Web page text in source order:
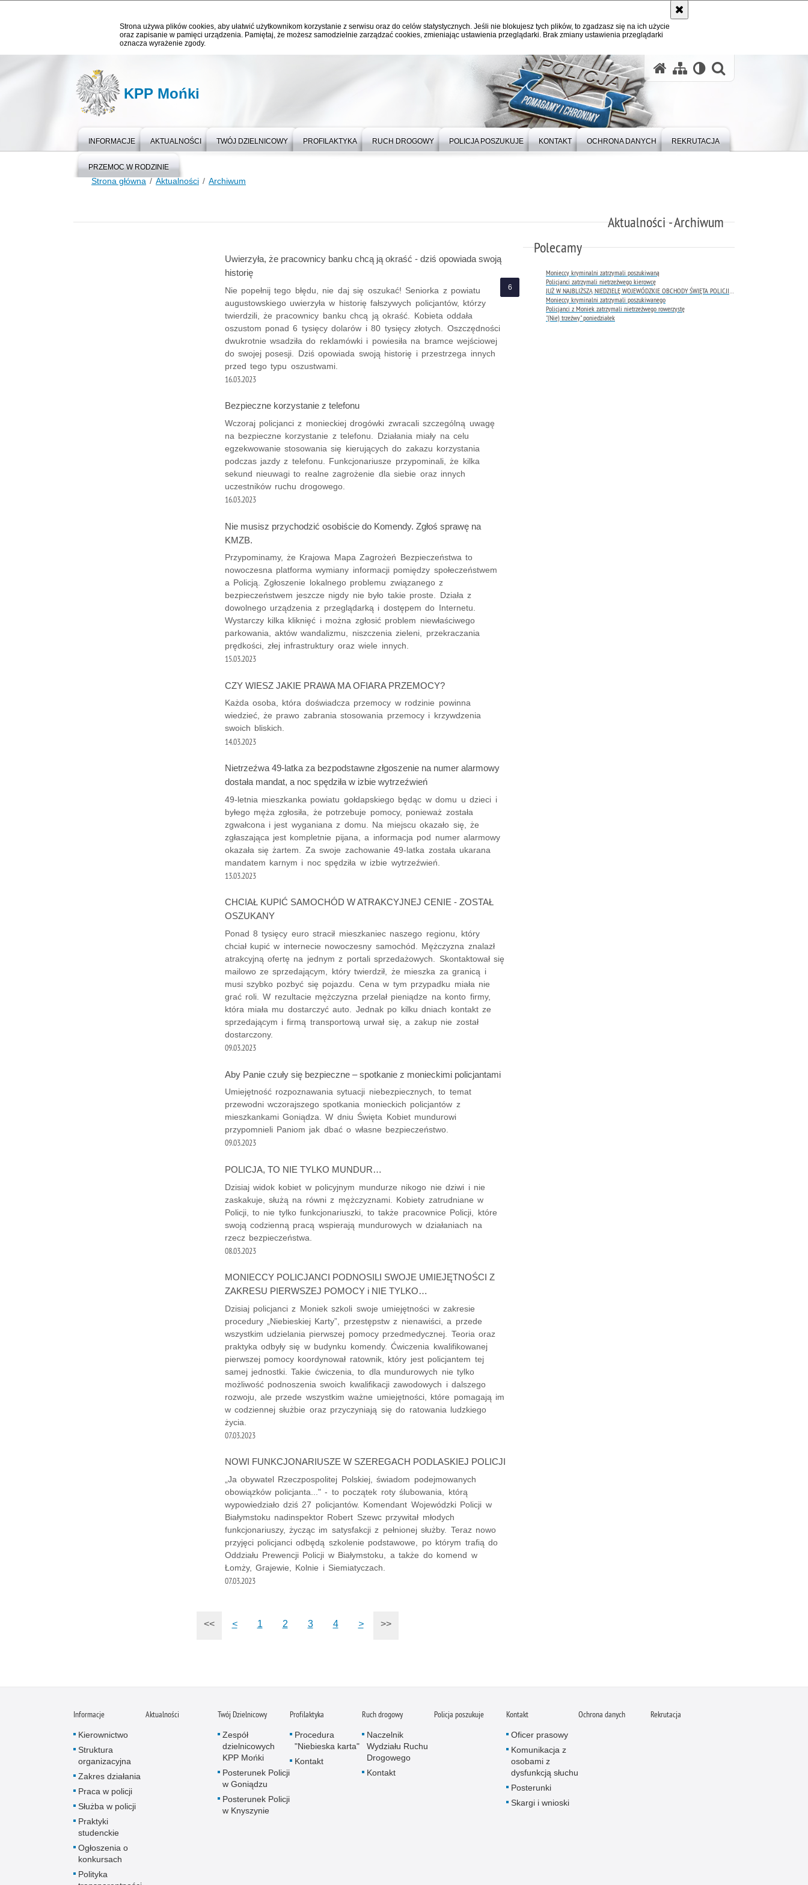
Strona używa plików cookies, aby ułatwić użytkownikom korzystanie z serwisu oraz do celów statystycznych. Jeśli nie blokujesz tych plików, to zgadzasz się na ich użycie
oraz zapisanie w pamięci urządzenia. Pamiętaj, że możesz samodzielnie zarządzać cookies, zmieniając ustawienia przeglądarki. Brak zmiany ustawienia przeglądarki
oznacza wyrażenie zgody.
KPP Mońki
INFORMACJE AKTUALNOŚCI TWÓJ DZIELNICOWY PROFILAKTYKA RUCH DROGOWY POLICJA POSZUKUJE KONTAKT OCHRONA DANYCH REKRUTACJA
PRZEMOC W RODZINIE
Strona główna Aktualności Archiwum
Aktualności - Archiwum
Uwierzyła, że pracownicy banku chcą ją okraść - dziś opowiada swoją
historię
Nie popełnij tego błędu, nie daj się oszukać! Seniorka z powiatu
augustowskiego uwierzyła w historię fałszywych policjantów, którzy
twierdzili, że pracownicy banku chcą ją okraść. Kobieta oddała
oszustom ponad 6 tysięcy dolarów i 80 tysięcy złotych. Oszczędności
dwukrotnie wsadziła do reklamówki i powiesiła na bramce wejściowej
do swojej posesji. Dziś opowiada swoją historię i przestrzega innych
przed tego typu oszustwami.
16.03.2023
Bezpieczne korzystanie z telefonu
Wczoraj policjanci z monieckiej drogówki zwracali szczególną uwagę
na bezpieczne korzystanie z telefonu. Działania miały na celu
egzekwowanie stosowania się kierujących do zakazu korzystania
podczas jazdy z telefonu. Funkcjonariusze przypominali, że kilka
sekund nieuwagi to realne zagrożenie dla siebie oraz innych
uczestników ruchu drogowego.
16.03.2023
Nie musisz przychodzić osobiście do Komendy. Zgłoś sprawę na
KMZB.
Przypominamy, że Krajowa Mapa Zagrożeń Bezpieczeństwa to
nowoczesna platforma wymiany informacji pomiędzy społeczeństwem
a Policją. Zgłoszenie lokalnego problemu związanego z
bezpieczeństwem jeszcze nigdy nie było takie proste. Działa z
dowolnego urządzenia z przeglądarką i dostępem do Internetu.
Wystarczy kilka kliknięć i można zgłosić problem niewłaściwego
parkowania, aktów wandalizmu, niszczenia zieleni, przekraczania
prędkości, złej infrastruktury oraz wiele innych.
15.03.2023
CZY WIESZ JAKIE PRAWA MA OFIARA PRZEMOCY?
Każda osoba, która doświadcza przemocy w rodzinie powinna
wiedzieć, że prawo zabrania stosowania przemocy i krzywdzenia
swoich bliskich.
14.03.2023
Nietrzeźwa 49-latka za bezpodstawne złgoszenie na numer alarmowy
dostała mandat, a noc spędziła w izbie wytrzeźwień
49-letnia mieszkanka powiatu gołdapskiego będąc w domu u dzieci i
byłego męża zgłosiła, że potrzebuje pomocy, ponieważ została
zgwałcona i jest wyganiana z domu. Na miejscu okazało się, że
zgłaszająca jest kompletnie pijana, a informacja pod numer alarmowy
okazała się żartem. Za swoje zachowanie 49-latka została ukarana
mandatem karnym i noc spędziła w izbie wytrzeźwień.
13.03.2023
CHCIAŁ KUPIĆ SAMOCHÓD W ATRAKCYJNEJ CENIE - ZOSTAŁ
OSZUKANY
Ponad 8 tysięcy euro stracił mieszkaniec naszego regionu, który
chciał kupić w internecie nowoczesny samochód. Mężczyzna znalazł
atrakcyjną ofertę na jednym z portali sprzedażowych. Skontaktował się
mailowo ze sprzedającym, który twierdził, że mieszka za granicą i
musi szybko pozbyć się pojazdu. Cena w tym przypadku miała nie
grać roli. W rezultacie mężczyzna przelał pieniądze na konto firmy,
która miała mu dostarczyć auto. Jednak po kilku dniach kontakt ze
sprzedającym i firmą transportową urwał się, a zakup nie został
dostarczony.
09.03.2023
Aby Panie czuły się bezpieczne – spotkanie z monieckimi policjantami
Umiejętność rozpoznawania sytuacji niebezpiecznych, to temat
przewodni wczorajszego spotkania monieckich policjantów z
mieszkankami Goniądza. W dniu Święta Kobiet mundurowi
przypomnieli Paniom jak dbać o własne bezpieczeństwo.
09.03.2023
POLICJA, TO NIE TYLKO MUNDUR…
Dzisiaj widok kobiet w policyjnym mundurze nikogo nie dziwi i nie
zaskakuje, służą na równi z mężczyznami. Kobiety zatrudniane w
Policji, to nie tylko funkcjonariuszki, to także pracownice Policji, które
swoją codzienną pracą wspierają mundurowych w działaniach na
rzecz bezpieczeństwa.
08.03.2023
MONIECCY POLICJANCI PODNOSILI SWOJE UMIEJĘTNOŚCI Z
ZAKRESU PIERWSZEJ POMOCY i NIE TYLKO…
Dzisiaj policjanci z Moniek szkoli swoje umiejętności w zakresie
procedury „Niebieskiej Karty”, przestępstw z nienawiści, a przede
wszystkim udzielania pierwszej pomocy przedmedycznej. Teoria oraz
praktyka odbyły się w budynku komendy. Ćwiczenia kwalifikowanej
pierwszej pomocy koordynował ratownik, który jest policjantem tej
samej jednostki. Takie ćwiczenia, to dla mundurowych nie tylko
możliwość podnoszenia swoich kwalifikacji zawodowych i dalszego
rozwoju, ale przede wszystkim ważne umiejętności, które pomagają im
w codziennej służbie oraz przyczyniają się do ratowania ludzkiego
życia.
07.03.2023
NOWI FUNKCJONARIUSZE W SZEREGACH PODLASKIEJ POLICJI
„Ja obywatel Rzeczpospolitej Polskiej, świadom podejmowanych
obowiązków policjanta..." - to początek roty ślubowania, którą
wypowiedziało dziś 27 policjantów. Komendant Wojewódzki Policji w
Białymstoku nadinspektor Robert Szewc przywitał młodych
funkcjonariuszy, życząc im satysfakcji z pełnionej służby. Teraz nowo
przyjęci policjanci odbędą szkolenie podstawowe, po którym trafią do
Oddziału Prewencji Policji w Białymstoku, a także do komend w
Łomży, Grajewie, Kolnie i Siemiatyczach.
07.03.2023
<< < 1 2 3 4 > >>
Polecamy
Monieccy kryminalni zatrzymali poszukiwaną
Policjanci zatrzymali nietrzeźwego kierowcę
JUŻ W NAJBLIŻSZĄ NIEDZIELĘ WOJEWÓDZKIE OBCHODY ŚWIĘTA POLICJI 2026
Monieccy kryminalni zatrzymali poszukiwanego
Policjanci z Moniek zatrzymali nietrzeźwego rowerzystę
"(Nie) trzeźwy" poniedziałek
Informacje
Kierownictwo
Struktura
organizacyjna
Zakres działania
Praca w policji
Służba w policji
Praktyki
studenckie
Ogłoszenia o
konkursach
Polityka
Aktualności Twój Dzielnicowy
Zespół
dzielnicowych
KPP Mońki
Posterunek Policji
w Goniądzu
Posterunek Policji
w Knyszynie
Profilaktyka
Procedura
"Niebieska karta"
Kontakt
Ruch drogowy
Naczelnik
Wydziału Ruchu
Drogowego
Kontakt
Policja poszukuje Kontakt
Oficer prasowy
Komunikacja z
osobami z
dysfunkcją słuchu
Posterunki
Skargi i wnioski
Ochrona danych Rekrutacja